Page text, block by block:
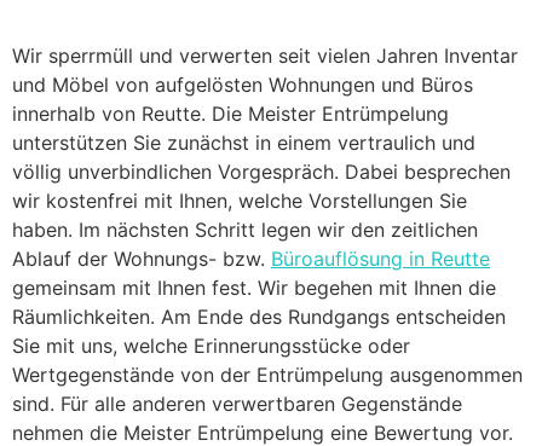
Wir sperrmüll und verwerten seit vielen Jahren Inventar
und Möbel von aufgelösten Wohnungen und Büros
innerhalb von Reutte. Die Meister Entrümpelung
unterstützen Sie zunächst in einem vertraulich und
völlig unverbindlichen Vorgespräch. Dabei besprechen
wir kostenfrei mit Ihnen, welche Vorstellungen Sie
haben. Im nächsten Schritt legen wir den zeitlichen
Ablauf der Wohnungs- bzw. Büroauflösung in Reutte
gemeinsam mit Ihnen fest. Wir begehen mit Ihnen die
Räumlichkeiten. Am Ende des Rundgangs entscheiden
Sie mit uns, welche Erinnerungsstücke oder
Wertgegenstände von der Entrümpelung ausgenommen
sind. Für alle anderen verwertbaren Gegenstände
nehmen die Meister Entrümpelung eine Bewertung vor.